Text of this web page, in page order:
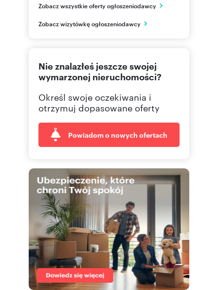
Kielce
PL
Zobacz wszystkie oferty ogłoszeniodawcy
Zobacz wizytówkę ogłoszeniodawcy
Nie znalazłeś jeszcze swojej
wymarzonej nieruchomości?
Określ swoje oczekiwania i
otrzymuj dopasowane oferty
Powiadom o nowych ofertach